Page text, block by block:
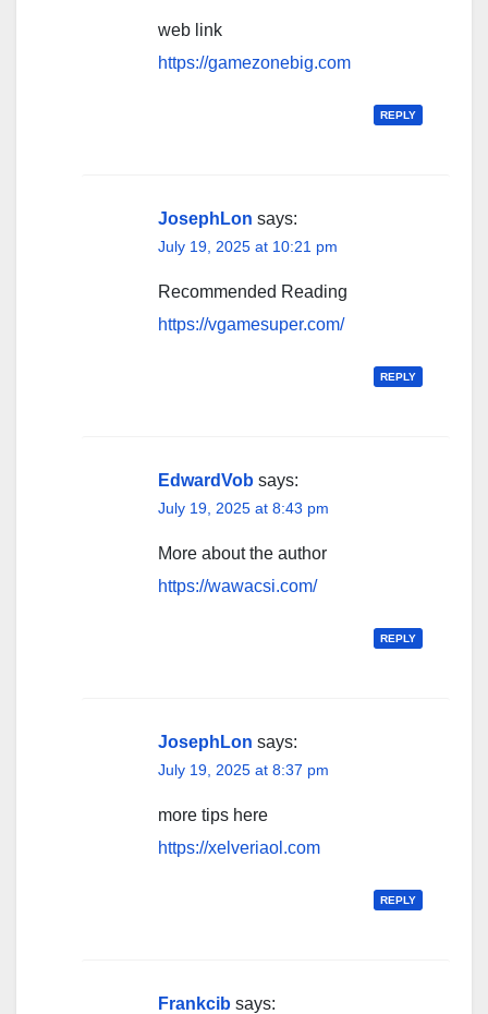
web link
https://gamezonebig.com
REPLY
JosephLon says:
July 19, 2025 at 10:21 pm
Recommended Reading
https://vgamesuper.com/
REPLY
EdwardVob says:
July 19, 2025 at 8:43 pm
More about the author
https://wawacsi.com/
REPLY
JosephLon says:
July 19, 2025 at 8:37 pm
more tips here
https://xelveriaol.com
REPLY
Frankcib says: